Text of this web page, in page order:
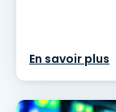
En savoir plus